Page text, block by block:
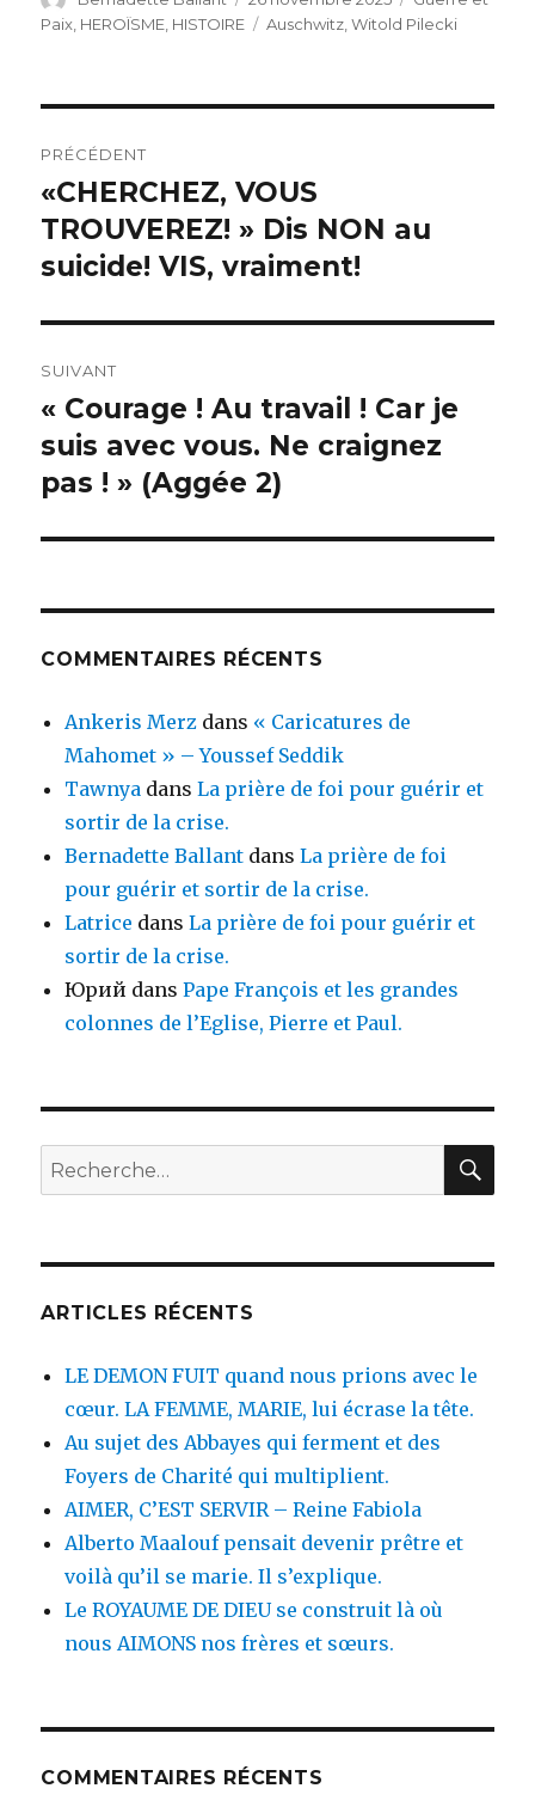
le
Paix, HEROÏSME, HISTOIRE Étiquettes
Auschwitz,Witold Pilecki
de
l’article
PRÉCÉDENT
Article
précédent :
«CHERCHEZ, VOUS
TROUVEREZ! » Dis NON au
suicide! VIS, vraiment!
SUIVANT
Article
suivant :
« Courage ! Au travail ! Car je
suis avec vous. Ne craignez
pas ! » (Aggée 2)
COMMENTAIRES RÉCENTS
Ankeris Merz dans « Caricatures de
Mahomet » – Youssef Seddik
Tawnya dansLa prière de foi pour guérir et
sortir de la crise.
Bernadette Ballant dansLa prière de foi
pour guérir et sortir de la crise.
Latrice dansLa prière de foi pour guérir et
sortir de la crise.
Юрий dansPape François et les grandes
colonnes de l’Eglise, Pierre et Paul.
Recherche
pour
ARTICLES RÉCENTS
LE DEMON FUIT quand nous prions avec le
cœur. LA FEMME, MARIE, lui écrase la tête.
Au sujet des Abbayes qui ferment et des
Foyers de Charité qui multiplient.
AIMER, C’EST SERVIR – Reine Fabiola
Alberto Maalouf pensait devenir prêtre et
voilà qu’il se marie. Il s’explique.
Le ROYAUME DE DIEU se construit là où
nous AIMONS nos frères et sœurs.
COMMENTAIRES RÉCENTS